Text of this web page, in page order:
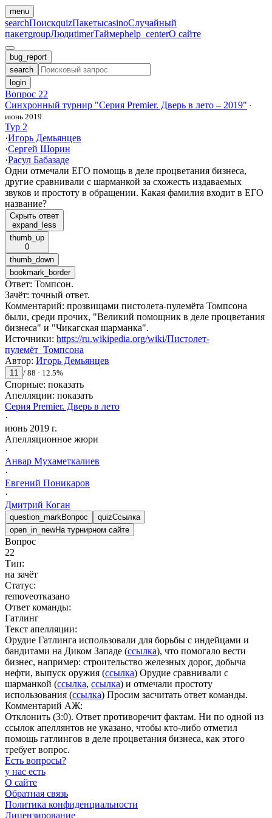
menu
searchПоискquizПакетыcasinoСлучайный
пакетgroupЛюдиtimerТаймерhelp_centerО сайте
bug_report
search
login
Вопрос 22
Синхронный турнир "Серия Premier. Дверь в лето – 2019" ·
июнь 2019
Тур 2
·Игорь Демьянцев
·Сергей Шорин
·Расул Бабазаде
Одни отмечали ЕГО помощь в деле процветания бизнеса,
другие сравнивали с шарманкой за схожесть издаваемых
звуков и простоту в обращении. Какая фамилия входит в ЕГО
название?
Скрыть ответ
expand_less
thumb_up
0
thumb_down
bookmark_border
Ответ: Томпсон.
Зачёт: точный ответ.
Комментарий: прозвищами пистолета-пулемёта Томпсона
были, среди прочих, "Великий помощник в деле процветания
бизнеса" и "Чикагская шарманка".
Источники: https://ru.wikipedia.org/wiki/Пистолет-
пулемёт_Томпсона
Автор: Игорь Демьянцев
11 / 88 · 12.5%
Спорные: показать
Апелляции: показать
Серия Premier. Дверь в лето
·
июнь 2019 г.
Апелляционное жюри
·
Анвар Мухаметкалиев
·
Евгений Поникаров
·
Дмитрий Коган
question_markВопрос quizСсылка
open_in_newНа турнирном сайте
Вопрос
22
Тип:
на зачёт
Статус:
removeотказано
Ответ команды:
Гатлинг
Текст апелляции:
Орудие Гатлинга использовали для борьбы с индейцами и
бандитами на Диком Западе (ссылка), что помогало вести
бизнес, например: строительство железных дорог, добыча
нефти, выпуск оружия (ссылка) Орудие сравнивали с
шарманкой (ссылка, ссылка) и отмечали простоту
использования (ссылка) Просим засчитать ответ команды.
Комментарий АЖ:
Отклонить (3:0). Ответ противоречит фактам. Ни по одной из
ссылок апеллянтов не указано, чтобы кто-либо отметил
помощь гатлингов в деле процветания бизнеса, как этого
требует вопрос.
Есть вопросы?
у нас есть
О сайте
Обратная связь
Политика конфиденциальности
Лицензирование